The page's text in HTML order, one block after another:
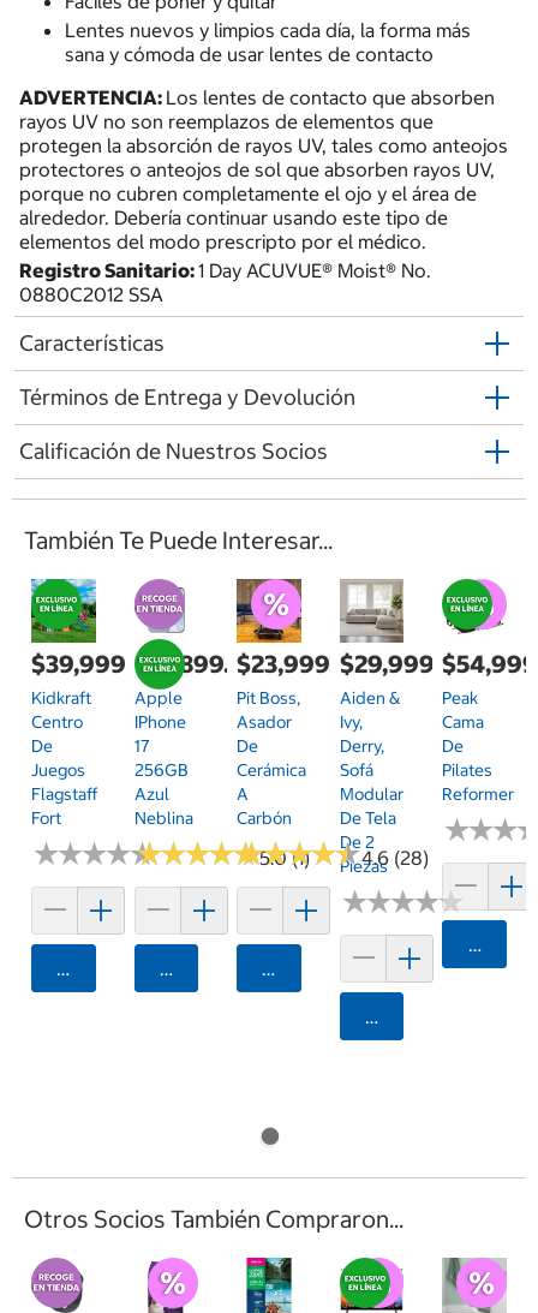
Lentes nuevos y limpios cada día, la forma más
sana y cómoda de usar lentes de contacto
ADVERTENCIA: Los lentes de contacto que absorben
rayos UV no son reemplazos de elementos que
protegen la absorción de rayos UV, tales como anteojos
protectores o anteojos de sol que absorben rayos UV,
porque no cubren completamente el ojo y el área de
alrededor. Debería continuar usando este tipo de
elementos del modo prescripto por el médico.
Registro Sanitario:1 Day ACUVUE® Moist® No.
0880C2012 SSA
Características
Términos de Entrega y Devolución
Calificación de Nuestros Socios
También Te Puede Interesar...
$39,999.00
Kidkraft
Centro
De
Juegos
Flagstaff
Fort
★★★★★
★★★★★
Agregar
$19,899.00
Apple
IPhone
17
256GB
Azul
Neblina
★★★★★
★★★★★5.0 (1)
Agregar
$23,999.00
Pit Boss,
Asador
De
Cerámica
A
Carbón
★★★★★
★★★★★4.6 (28)
Agregar
$29,999.00
Aiden &
Ivy,
Derry,
Sofá
Modular
De Tela
De 2
Piezas
★★★★★
★★★★★
Agregar
Peak
Cama
De
Pilates
Reformer
★★★
★★★
Otros Socios También Compraron...